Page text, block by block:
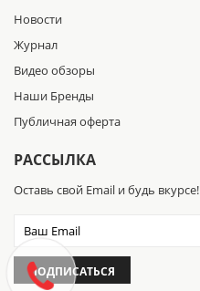
Новости
Журнал
Видео обзоры
Наши Бренды
Публичная оферта
РАССЫЛКА
Оставь свой Email и будь вкурсе!
ПОДПИСАТЬСЯ